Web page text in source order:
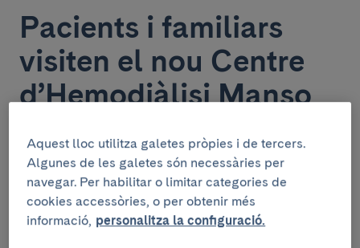
Pacients i familiars
visiten el nou Centre
d’Hemodiàlisi Manso
Aquest lloc utilitza galetes pròpies i de tercers.
Algunes de les galetes són necessàries per
navegar. Per habilitar o limitar categories de
cookies accessòries, o per obtenir més
informació, personalitza la configuració.